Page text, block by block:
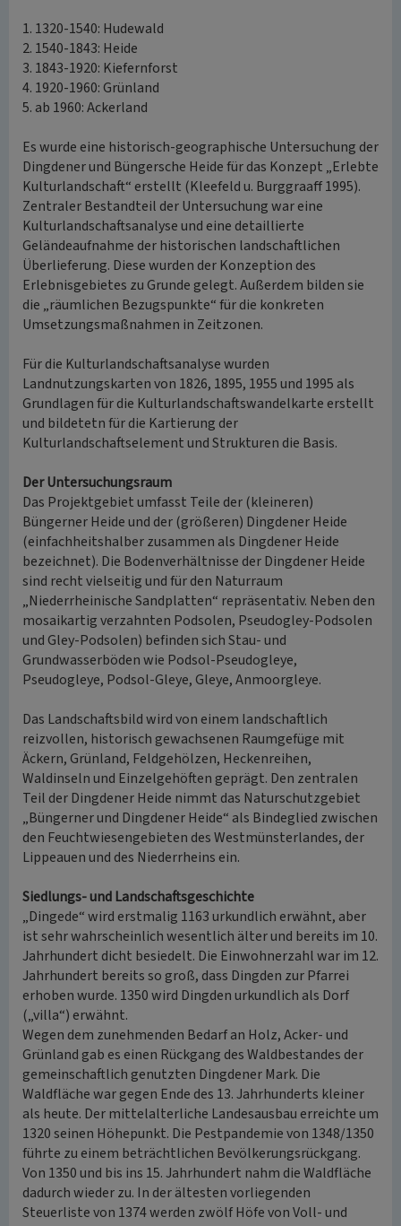
1. 1320-1540: Hudewald
2. 1540-1843: Heide
3. 1843-1920: Kiefernforst
4. 1920-1960: Grünland
5. ab 1960: Ackerland
Es wurde eine historisch-geographische Untersuchung der
Dingdener und Büngersche Heide für das Konzept „Erlebte
Kulturlandschaft“ erstellt (Kleefeld u. Burggraaff 1995).
Zentraler Bestandteil der Untersuchung war eine
Kulturlandschaftsanalyse und eine detaillierte
Geländeaufnahme der historischen landschaftlichen
Überlieferung. Diese wurden der Konzeption des
Erlebnisgebietes zu Grunde gelegt. Außerdem bilden sie
die „räumlichen Bezugspunkte“ für die konkreten
Umsetzungsmaßnahmen in Zeitzonen.
Für die Kulturlandschaftsanalyse wurden
Landnutzungskarten von 1826, 1895, 1955 und 1995 als
Grundlagen für die Kulturlandschaftswandelkarte erstellt
und bildetetn für die Kartierung der
Kulturlandschaftselement und Strukturen die Basis.
Der Untersuchungsraum
Das Projektgebiet umfasst Teile der (kleineren)
Büngerner Heide und der (größeren) Dingdener Heide
(einfachheitshalber zusammen als Dingdener Heide
bezeichnet). Die Bodenverhältnisse der Dingdener Heide
sind recht vielseitig und für den Naturraum
„Niederrheinische Sandplatten“ repräsentativ. Neben den
mosaikartig verzahnten Podsolen, Pseudogley-Podsolen
und Gley-Podsolen) befinden sich Stau- und
Grundwasserböden wie Podsol-Pseudogleye,
Pseudogleye, Podsol-Gleye, Gleye, Anmoorgleye.
Das Landschaftsbild wird von einem landschaftlich
reizvollen, historisch gewachsenen Raumgefüge mit
Äckern, Grünland, Feldgehölzen, Heckenreihen,
Waldinseln und Einzelgehöften geprägt. Den zentralen
Teil der Dingdener Heide nimmt das Naturschutzgebiet
„Büngerner und Dingdener Heide“ als Bindeglied zwischen
den Feuchtwiesengebieten des Westmünsterlandes, der
Lippeauen und des Niederrheins ein.
Siedlungs- und Landschaftsgeschichte
„Dingede“ wird erstmalig 1163 urkundlich erwähnt, aber
ist sehr wahrscheinlich wesentlich älter und bereits im 10.
Jahrhundert dicht besiedelt. Die Einwohnerzahl war im 12.
Jahrhundert bereits so groß, dass Dingden zur Pfarrei
erhoben wurde. 1350 wird Dingden urkundlich als Dorf
(„villa“) erwähnt.
Wegen dem zunehmenden Bedarf an Holz, Acker- und
Grünland gab es einen Rückgang des Waldbestandes der
gemeinschaftlich genutzten Dingdener Mark. Die
Waldfläche war gegen Ende des 13. Jahrhunderts kleiner
als heute. Der mittelalterliche Landesausbau erreichte um
1320 seinen Höhepunkt. Die Pestpandemie von 1348/1350
führte zu einem beträchtlichen Bevölkerungsrückgang.
Von 1350 und bis ins 15. Jahrhundert nahm die Waldfläche
dadurch wieder zu. In der ältesten vorliegenden
Steuerliste von 1374 werden zwölf Höfe von Voll- und